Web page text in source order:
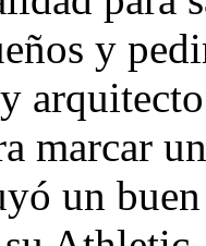
y
marcar
un